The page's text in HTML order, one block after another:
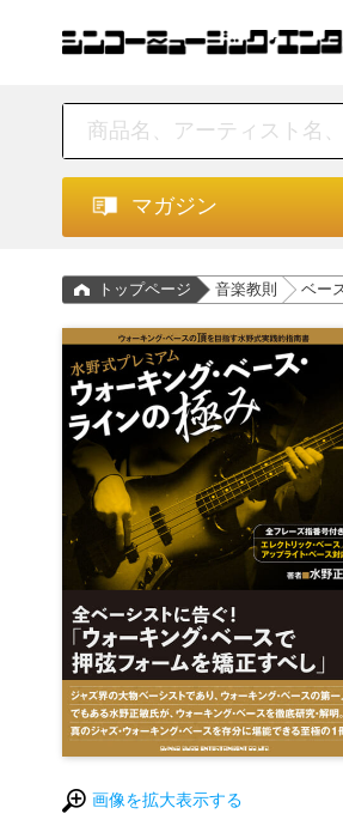
マガジン
トップページ 音楽教則 ベー
画像を拡大表示する